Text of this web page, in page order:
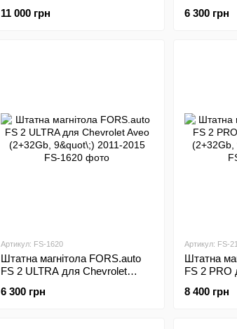
11 000 грн 6 300 грн
Артикул: FS-1620
Штатна магнітола FORS.auto
FS 2 ULTRA для Chevrolet
6 300 грн
Артикул: FS-
Штатна
FS 2 PRO
8 400 грн